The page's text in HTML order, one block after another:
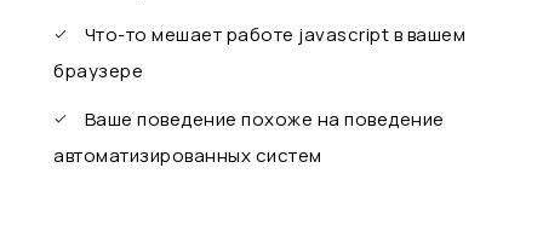
Что-то мешает работе javascript в вашем
браузере
Ваше поведение похоже на поведение
автоматизированных систем